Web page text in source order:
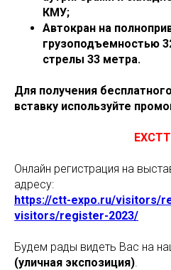
КМУ;
Автокран на
грузоподъемностью
стрелы 33 метра.
Для получения
вставку используйте
Онлайн регистрация на
адресу:
https://ctt-expo.ru/visitors/
visitors/register-2023/
Будем рады видеть Вас на
(уличная экспозиция).